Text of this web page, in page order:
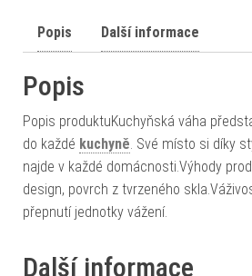
Popis Další informace
Popis
Popis produktuKuchyňská váha
do každé kuchyně. Své místo si díky
najde v každé domácnosti.Výhody
design, povrch z tvrzeného
přepnutí jednotky vážení.
Další informace